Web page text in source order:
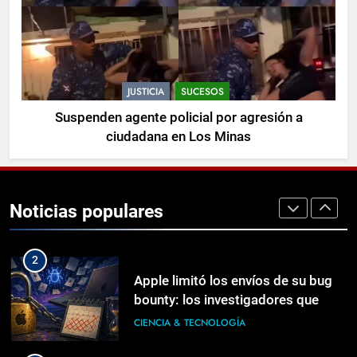
JUSTICIA SUCESOS
Suspenden agente policial por agresión a
ciudadana en Los Minas
Noticias populares
refresco
TECH
1
Hallan cadáver en casa destruido
por incendio en California
MUNDIALES
2
Apple limitó los envíos de su bug
bounty: los investigadores que
usaban IA encontraban 50 bugs en
3 semanas y desbordaron al eq…
CIENCIA & TECNOLOGÍA
3
La plata de Evelina Minaya tiene
nombre: su madre
DEPORTES